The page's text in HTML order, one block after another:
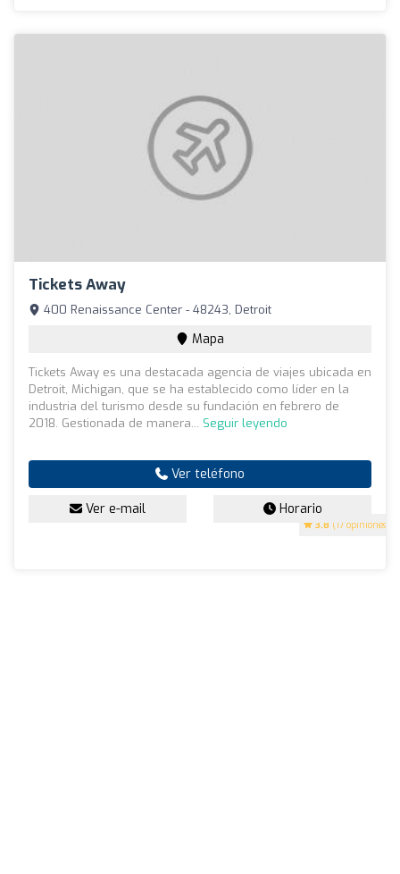
Tickets Away
3.8 (17 opiniones)
400 Renaissance Center - 48243, Detroit
Mapa
Tickets Away es una destacada agencia de viajes ubicada en
Detroit, Michigan, que se ha establecido como líder en la
industria del turismo desde su fundación en febrero de
2018. Gestionada de manera... Seguir leyendo
Ver teléfono
Ver e-mail Horario